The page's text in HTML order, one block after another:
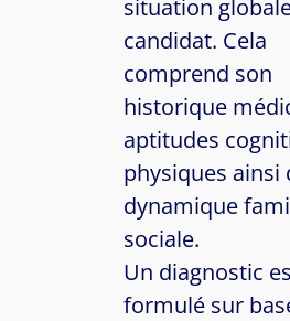
situation
candidat. Cela
comprend son
historique
aptitudes
physiques ainsi
dynamique
sociale.
Un diagnostic
formulé sur